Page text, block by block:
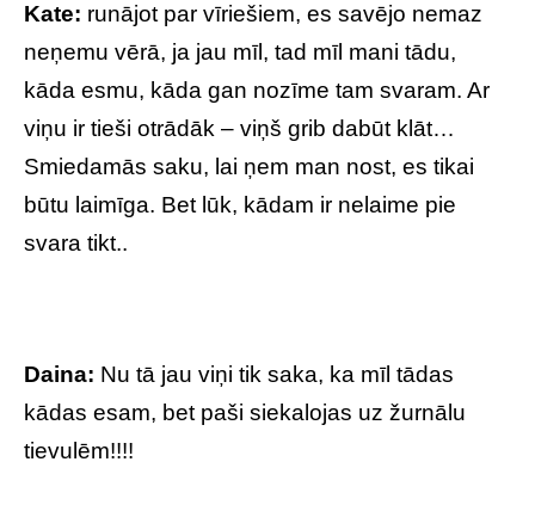
Kate: runājot par vīriešiem, es savējo nemaz
neņemu vērā, ja jau mīl, tad mīl mani tādu,
kāda esmu, kāda gan nozīme tam svaram. Ar
viņu ir tieši otrādāk – viņš grib dabūt klāt…
Smiedamās saku, lai ņem man nost, es tikai
būtu laimīga. Bet lūk, kādam ir nelaime pie
svara tikt..
Daina: Nu tā jau viņi tik saka, ka mīl tādas
kādas esam, bet paši siekalojas uz žurnālu
tievulēm!!!!